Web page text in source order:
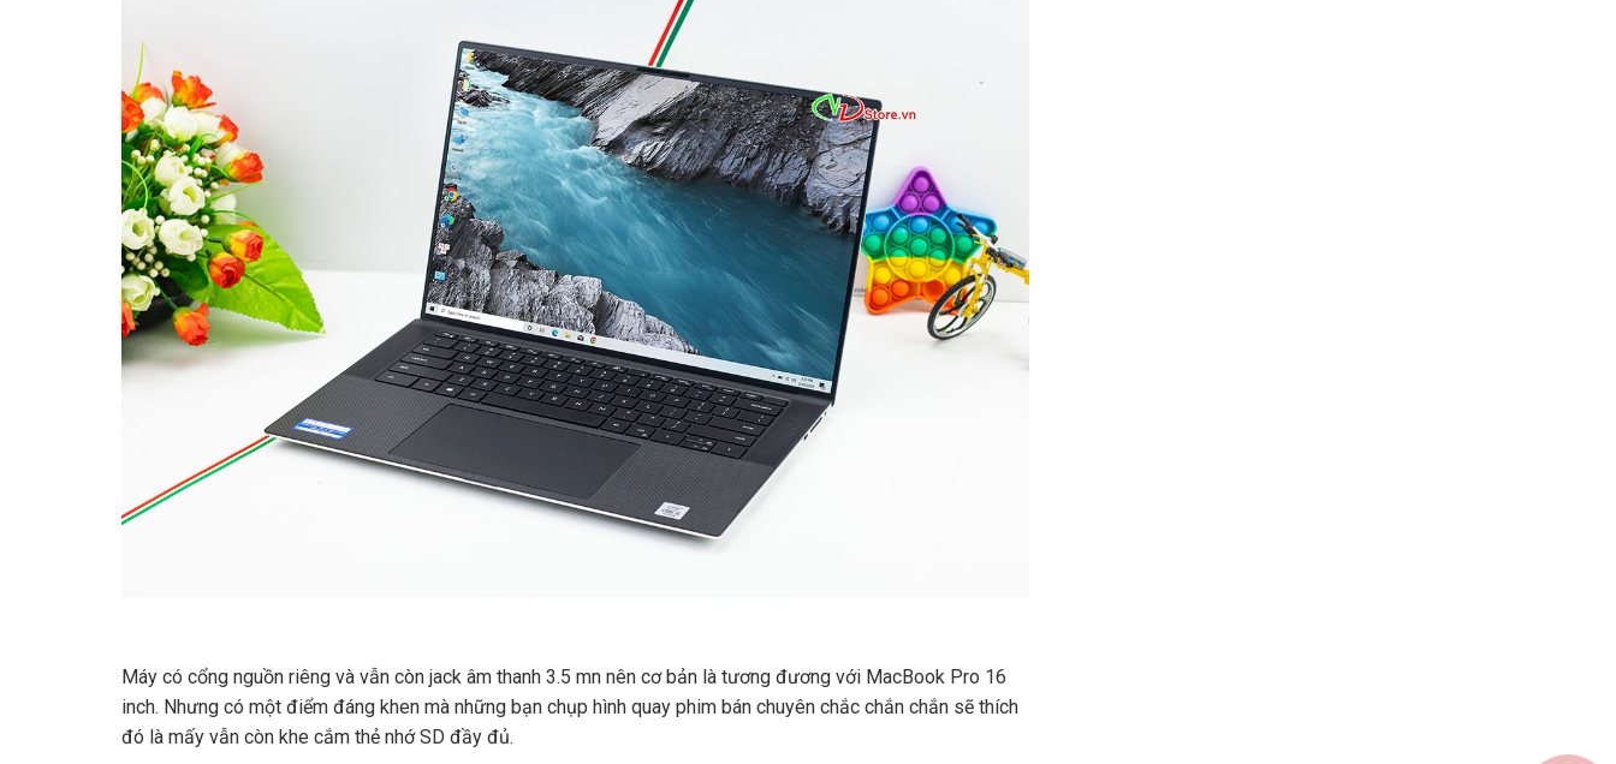
Máy có cổng nguồn riêng và vẫn còn jack âm thanh 3.5 mn nên cơ bản là tương đương với MacBook Pro 16
inch. Nhưng có một điểm đáng khen mà những bạn chụp hình quay phim bán chuyên chắc chắn chắn sẽ thích
đó là mấy vẫn còn khe cắm thẻ nhớ SD đầy đủ.